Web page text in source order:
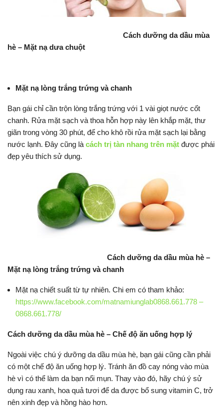
Cách dưỡng da dầu mùa
hè – Mặt nạ dưa chuột
Mặt nạ lòng trắng trứng và chanh
Bạn gái chỉ cần trộn lòng trắng trứng với 1 vài giọt nước cốt
chanh. Rửa mặt sạch và thoa hỗn hợp này lên khắp mặt, thư
giãn trong vòng 30 phút, để cho khô rồi rửa mặt sạch lại bằng
nước lạnh. Đây cũng là cách trị tàn nhang trên mặt được phái
đẹp yêu thích sử dụng.
Cách dưỡng da dầu mùa hè –
Mặt nạ lòng trắng trứng và chanh
Mặt nạ chiết suất từ tự nhiên. Chi em có tham khảo:
https://www.facebook.com/matnamiunglab0868.661.778 –
0868.661.778/
Cách dưỡng da dầu mùa hè – Chế độ ăn uống hợp lý
Ngoài việc chú ý dưỡng da dầu mùa hè, bạn gái cũng cần phải
có một chế độ ăn uống hợp lý. Tránh ăn đồ cay nóng vào mùa
hè vì có thể làm da bạn nổi mụn. Thay vào đó, hãy chú ý sử
dụng rau xanh, hoa quả tươi để da được bổ sung vitamin C, trở
nên xinh đẹp và hồng hào hơn.